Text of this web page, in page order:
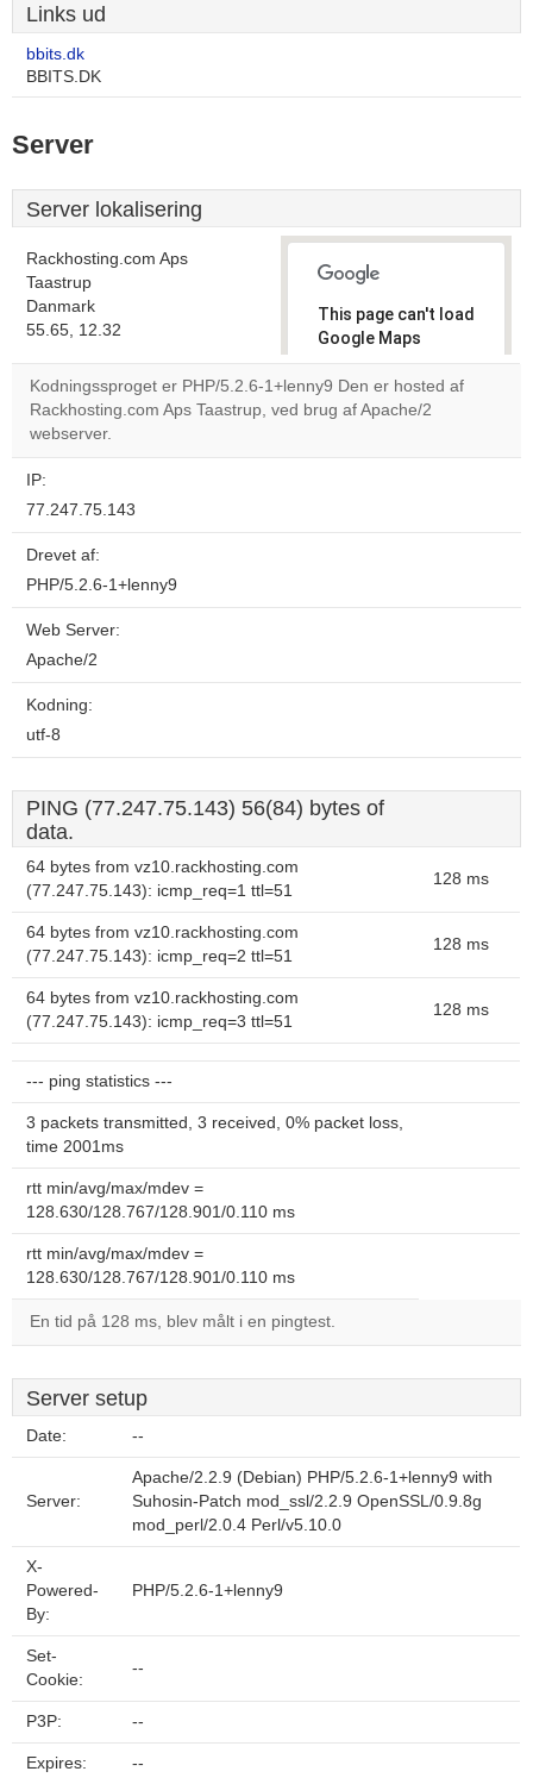
Links ud
bbits.dk
BBITS.DK
Server
Server lokalisering
Rackhosting.com Aps
Taastrup
Danmark
55.65, 12.32
This page can't load
Google Maps
correctly.
Do you
Kodningssproget er PHP/5.2.6-1+lenny9 Den er hosted af
Rackhosting.com Aps Taastrup, ved brug af Apache/2
webserver.
IP:
77.247.75.143
Drevet af:
PHP/5.2.6-1+lenny9
Web Server:
Apache/2
Kodning:
utf-8
PING (77.247.75.143) 56(84) bytes of
data.
64 bytes from vz10.rackhosting.com
(77.247.75.143): icmp_req=1 ttl=51
128 ms
64 bytes from vz10.rackhosting.com
(77.247.75.143): icmp_req=2 ttl=51
128 ms
64 bytes from vz10.rackhosting.com
(77.247.75.143): icmp_req=3 ttl=51
128 ms
--- ping statistics ---
3 packets transmitted, 3 received, 0% packet loss,
time 2001ms
rtt min/avg/max/mdev =
128.630/128.767/128.901/0.110 ms
rtt min/avg/max/mdev =
128.630/128.767/128.901/0.110 ms
En tid på 128 ms, blev målt i en pingtest.
Server setup
Date: --
Server:
Apache/2.2.9 (Debian) PHP/5.2.6-1+lenny9 with
Suhosin-Patch mod_ssl/2.2.9 OpenSSL/0.9.8g
mod_perl/2.0.4 Perl/v5.10.0
X-
Powered-
By:
PHP/5.2.6-1+lenny9
Set-
Cookie:
--
P3P: --
Expires: --